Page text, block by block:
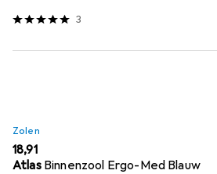
3
Zolen
EUR
18,91
Atlas Binnenzool Ergo-Med Blauw